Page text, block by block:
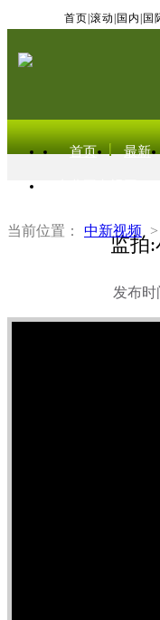
首页 滚动 国内 国
首页 最新
当前位置： 中新视频 >
监拍:
发布时